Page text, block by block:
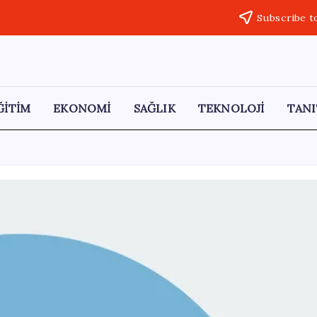
Subscribe
EKONOMİ SAĞLIK TEKNOLOJİ